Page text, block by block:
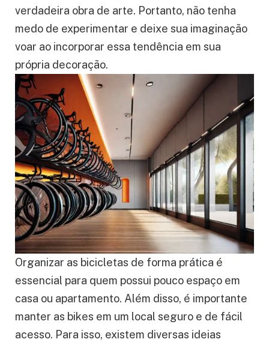
verdadeira obra de arte. Portanto, não tenha
medo de experimentar e deixe sua imaginação
voar ao incorporar essa tendência em sua
própria decoração.
Organizar as bicicletas de forma prática é
essencial para quem possui pouco espaço em
casa ou apartamento. Além disso, é importante
manter as bikes em um local seguro e de fácil
acesso. Para isso, existem diversas ideias